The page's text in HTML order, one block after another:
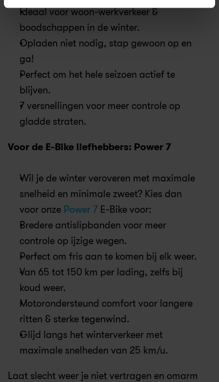
Ideaal voor woon-werkverkeer &
boodschappen in de winter.
Opladen niet nodig, stap gewoon op en
ga!
Perfect om het hele seizoen actief te
blijven.
7 versnellingen voor meer controle op
gladde straten.
Voor de E-Bike liefhebbers: Power 7
Wil je de winter veroveren met maximale
snelheid en minimale zweet? Kies dan
voor onze Power 7 E-Bike voor:
Bredere antislipbanden voor meer
controle op ijzige wegen.
Perfect om fris aan te komen bij elk weer.
Van 65 tot 150 km per lading, zelfs bij
koud weer.
Motorondersteund comfort voor langere
ritten & sterke tegenwind.
Glijd langs het winterverkeer met
maximale snelheden van 25 km/u.
Laat slecht weer je niet vertragen en omarm